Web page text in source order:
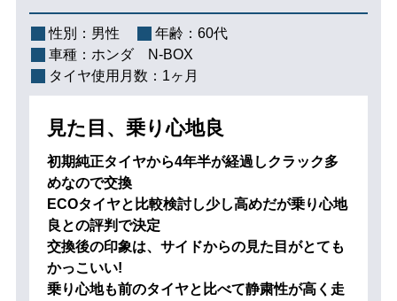
性別： 男性 年齢： 60代
車種： ホンダ N-BOX
タイヤ使用月数： 1ヶ月
見た目、乗り心地良
初期純正タイヤから4年半が経過しクラック多
めなので交換
ECOタイヤと比較検討し少し高めだが乗り心地
良との評判で決定
交換後の印象は、サイドからの見た目がとても
かっこいい!
乗り心地も前のタイヤと比べて静粛性が高く走